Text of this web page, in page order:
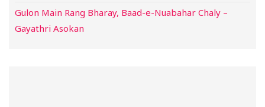
Gulon Main Rang Bharay, Baad-e-Nuabahar Chaly –
Gayathri Asokan